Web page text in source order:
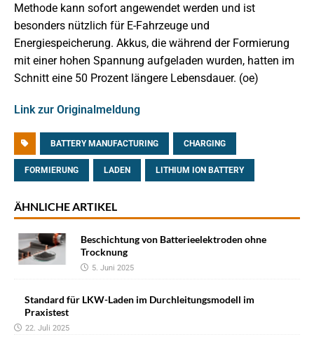
Methode kann sofort angewendet werden und ist
besonders nützlich für E-Fahrzeuge und
Energiespeicherung. Akkus, die während der Formierung
mit einer hohen Spannung aufgeladen wurden, hatten im
Schnitt eine 50 Prozent längere Lebensdauer. (oe)
Link zur Originalmeldung
BATTERY MANUFACTURING CHARGING
FORMIERUNG LADEN LITHIUM ION BATTERY
ÄHNLICHE ARTIKEL
Beschichtung von Batterieelektroden ohne
Trocknung
5. Juni 2025
Standard für LKW-Laden im Durchleitungsmodell im
Praxistest
22. Juli 2025